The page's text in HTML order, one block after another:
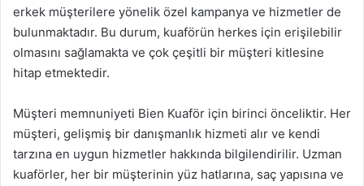
erkek müşterilere yönelik özel kampanya ve hizmetler de
bulunmaktadır. Bu durum, kuaförün herkes için erişilebilir
olmasını sağlamakta ve çok çeşitli bir müşteri kitlesine
hitap etmektedir.
Müşteri memnuniyeti Bien Kuaför için birinci önceliktir. Her
müşteri, gelişmiş bir danışmanlık hizmeti alır ve kendi
tarzına en uygun hizmetler hakkında bilgilendirilir. Uzman
kuaförler, her bir müşterinin yüz hatlarına, saç yapısına ve